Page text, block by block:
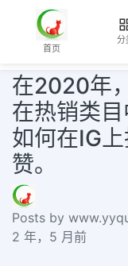
首页
分
在2020年
在热销类目
如何在IG
赞。
Posts by
2 年，5 月前